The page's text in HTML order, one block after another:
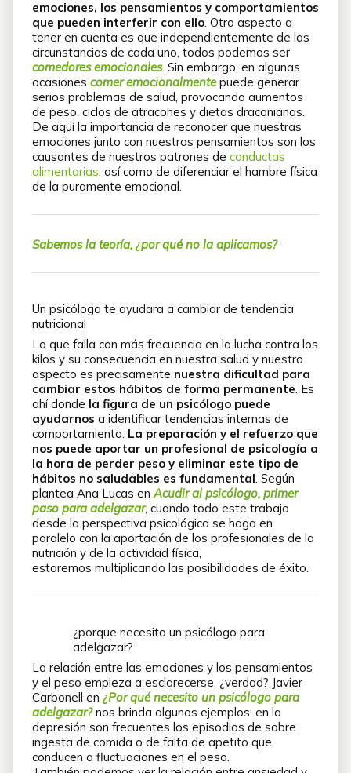
emociones, los pensamientos y comportamientos
que pueden interferir con ello. Otro aspecto a
tener en cuenta es que independientemente de las
circunstancias de cada uno, todos podemos ser
comedores emocionales. Sin embargo, en algunas
ocasiones comer emocionalmentepuede generar
serios problemas de salud, provocando aumentos
de peso, ciclos de atracones y dietas draconianas.
De aquí la importancia de reconocer que nuestras
emociones junto con nuestros pensamientos son los
causantes de nuestros patrones de conductas
alimentarias, así como de diferenciar el hambre física
de la puramente emocional.
Sabemos la teoría, ¿por qué no la aplicamos?
Un psicólogo te ayudara a cambiar de tendencia
nutricional
Lo que falla con más frecuencia en la lucha contra los
kilos y su consecuencia en nuestra salud y nuestro
aspecto es precisamente nuestra dificultad para
cambiar estos hábitos de forma permanente. Es
ahí donde la figura de un psicólogo puede
ayudarnos a identificar tendencias internas de
comportamiento. La preparación y el refuerzo que
nos puede aportar un profesional de psicología a
la hora de perder peso y eliminar este tipo de
hábitos no saludables es fundamental. Según
plantea Ana Lucas enAcudir al psicólogo, primer
paso para adelgazar, cuando todo este trabajo
desde la perspectiva psicológica se haga en
paralelo con la aportación de los profesionales de la
nutrición y de la actividad física,
estaremos multiplicando las posibilidades de éxito.
¿porque necesito un psicólogo para
adelgazar?
La relación entre las emociones y los pensamientos
y el peso empieza a esclarecerse, ¿verdad? Javier
Carbonell en ¿Por qué necesito un psicólogo para
adelgazar?nos brinda algunos ejemplos: en la
depresión son frecuentes los episodios de sobre
ingesta de comida o de falta de apetito que
conducen a fluctuaciones en el peso.